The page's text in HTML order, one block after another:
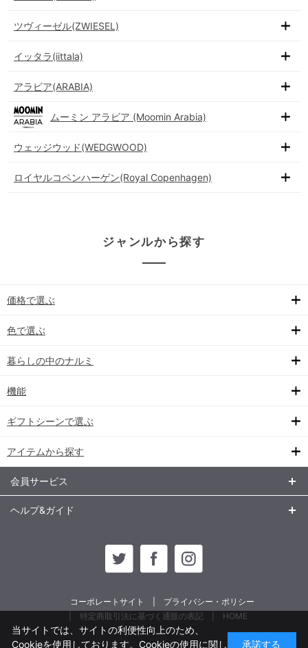
ツヴィーゼル(ZWIESEL)
イッタラ(iittala)
アラビア(ARABIA)
ムーミン アラビア (Moomin Arabia)
ウェッジウッド(WEDGWOOD)
ロイヤルコペンハーゲン(Royal Copenhagen)
ジャンルから探す
価格で選ぶ
色で選ぶ
暮らしの中のナルミ
機能
ギフトシーンで選ぶ
アイテムから探す
会員サービス
ヘルプ&ガイド
コーポレートサイト
プライバシー・ポリシー
特定商取引法に基づく通販の表記
HOME
当サイトでは、サイトの利便性向上のため、
Cookieを使用しております。Cookieの使用に関し
承諾する